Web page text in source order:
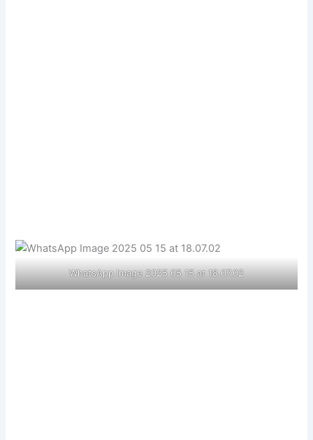
WhatsApp Image 2025 05 15 at 18.07.02